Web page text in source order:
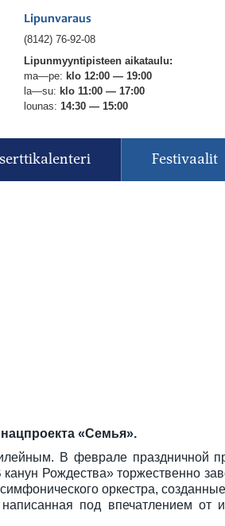
Lipunvaraus
(8142) 76-92-08
Lipunmyyntipisteen aikataulu:
ma—pe: klo 12:00 — 19:00
la—su: klo 11:00 — 17:00
lounas: 14:30 — 15:00
Festivaalit
«Семья».
В феврале праздничной
Рождества» торжественно
оркестра,
под впечатлением от